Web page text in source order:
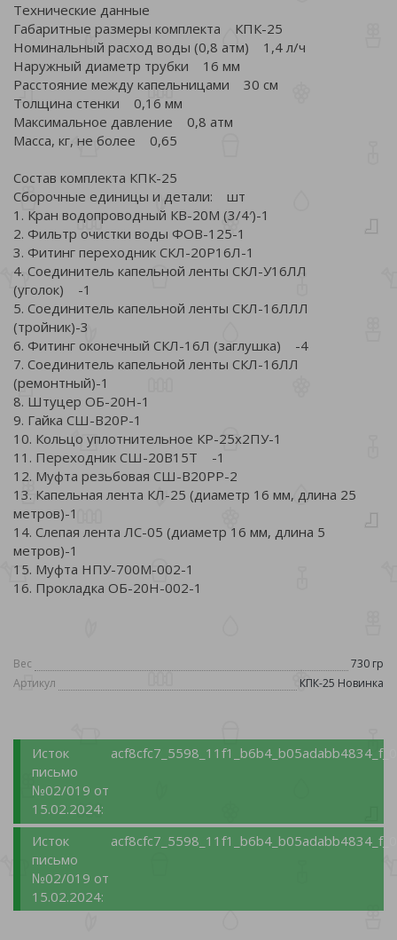
Технические данные
Габаритные размеры комплекта КПК-25
Номинальный расход воды (0,8 атм) 1,4 л/ч
Наружный диаметр трубки 16 мм
Расстояние между капельницами 30 см
Толщина стенки 0,16 мм
Максимальное давление 0,8 атм
Масса, кг, не более 0,65
Состав комплекта КПК-25
Сборочные единицы и детали: шт
1. Кран водопроводный КВ-20М (3/4′)-1
2. Фильтр очистки воды ФОВ-125-1
3. Фитинг переходник СКЛ-20Р16Л-1
4. Соединитель капельной ленты СКЛ-У16ЛЛ
(уголок) -1
5. Соединитель капельной ленты СКЛ-16ЛЛЛ
(тройник)-3
6. Фитинг оконечный СКЛ-16Л (заглушка) -4
7. Соединитель капельной ленты СКЛ-16ЛЛ
(ремонтный)-1
8. Штуцер ОБ-20Н-1
9. Гайка СШ-В20Р-1
10. Кольцо уплотнительное КР-25х2ПУ-1
11. Переходник СШ-20В15Т -1
12. Муфта резьбовая СШ-В20РР-2
13. Капельная лента КЛ-25 (диаметр 16 мм, длина 25
метров)-1
14. Слепая лента ЛС-05 (диаметр 16 мм, длина 5
метров)-1
15. Муфта НПУ-700М-002-1
16. Прокладка ОБ-20Н-002-1
Вес
730 гр
Артикул
КПК-25 Новинка
Исток
письмо
№02/019 от
15.02.2024:
Исток
письмо
№02/019 от
15.02.2024: